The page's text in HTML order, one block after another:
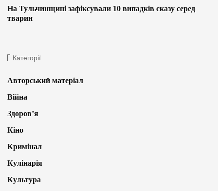
На Тульчинщині зафіксували 10 випадків сказу серед
тварин
Категорії
Авторський матеріал
Війна
Здоров’я
Кіно
Кримінал
Кулінарія
Культура